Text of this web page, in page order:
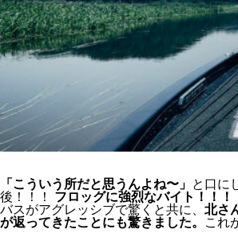
「こういう所だと思うんよね〜」 と口に
後！！！ フロッグに強烈なバイト！！！
バスがアグレッシブで驚くと共に、 北さ
が返ってきたことにも驚きました。
これ